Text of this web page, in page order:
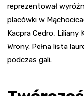
reprezentował
placówki w
Kacpra Cedro, Liliany
Wrony. Pełna lista
podczas gali.